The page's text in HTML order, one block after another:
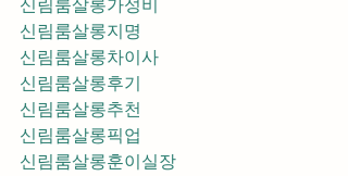
신림룸살롱가성비
신림룸살롱지명
신림룸살롱차이사
신림룸살롱후기
신림룸살롱추천
신림룸살롱훈이실장